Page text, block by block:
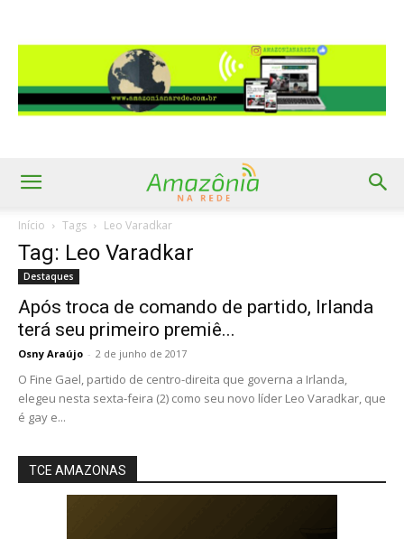
Início Tags Leo Varadkar
Tag: Leo Varadkar
Destaques
Após troca de comando de partido, Irlanda
terá seu primeiro premiê...
Osny Araújo - 2 de junho de 2017
O Fine Gael, partido de centro-direita que governa a Irlanda,
elegeu nesta sexta-feira (2) como seu novo líder Leo Varadkar, que
é gay e...
TCE AMAZONAS